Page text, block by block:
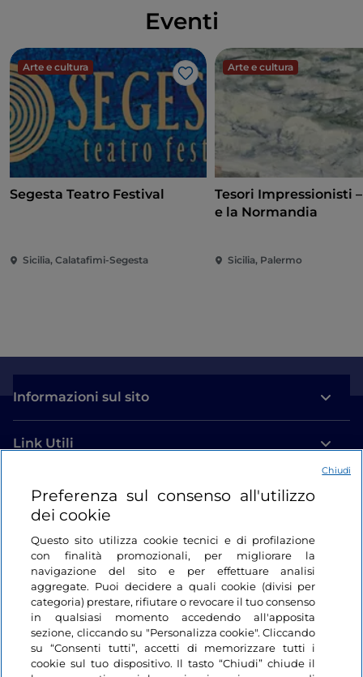
Eventi
Arte e cultura
Like
Segesta Teatro Festival
Sicilia, Calatafimi-Segesta
Arte e cultura
Tesori Impressionisti
e la Normandia
Sicilia, Palermo
Informazioni sul sito
Link Utili
Login
Restiamo in contatto
Preferenza sul consenso all'utilizzo
dei cookie
Questo sito utilizza cookie tecnici e di profilazione
con finalità promozionali, per migliorare la
navigazione del sito e per effettuare analisi
aggregate. Puoi decidere a quali cookie (divisi per
categoria) prestare, rifiutare o revocare il tuo consenso
in qualsiasi momento accedendo all'apposita
sezione, cliccando su "Personalizza cookie". Cliccando
su “Consenti tutti”, accetti di memorizzare tutti i
cookie sul tuo dispositivo. Il tasto “Chiudi” chiude il
Chiudi